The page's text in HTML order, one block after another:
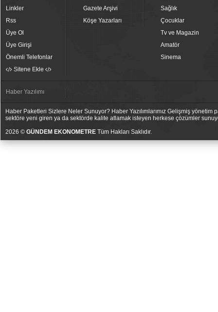
Linkler
Rss
Üye Ol
Üye Girişi
Önemli Telefonlar
Sitene Ekle
Gazete Arşivi
Köşe Yazarları
Sağlık
Çocuklar
Tv ve Magazin
Amatör
Sinema
Haber Yazılımı
Haber Paketleri Sizlere Neler Sunuyor? Haber Yazılımlarımız Gelişmiş
sektöre yeni giren ya da sektörde kalite atlamak isteyen herkese çözümler
2026 © GÜNDEM EKONOMETRE Tüm Hakları Saklıdır.